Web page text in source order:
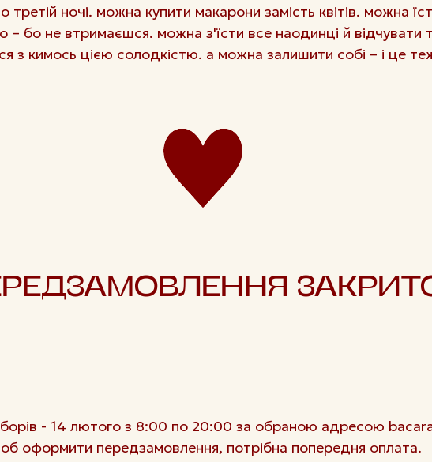
ночі. можна купити макарони замість квітів. можна
бо не втримаєшся. можна з'їсти все наодинці й відчувати
з кимось цією солодкістю. а можна залишити собі – і це
- 14 лютого з 8:00 по 20:00 за обраною адресою
оформити передзамовлення, потрібна попередня оплата.